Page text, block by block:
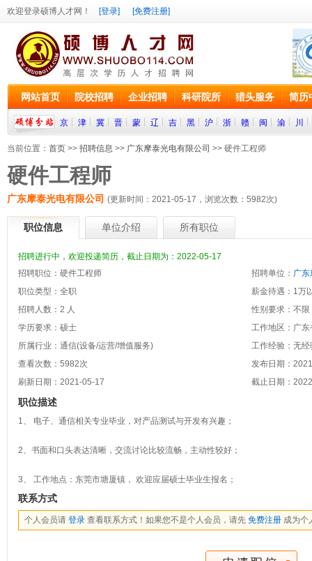
欢迎登录硕博人才网！ [登录] [免费注册]
网站首页 院校招聘 企业招聘 科研院所 猎头服务 简历
京 津 冀 晋 蒙 辽 吉 黑 沪 浙 赣 闽 渝 川
当前位置： 首页 >> 招聘信息 >> 广东摩泰光电有限公司 >> 硬件工程师
硬件工程师
广东摩泰光电有限公司 (更新时间：2021-05-17，浏览次数： 5982次)
职位信息 单位介绍 所有职位
招聘进行中，欢迎投递简历，截止日期为：2022-05-17
招聘职位：硬件工程师
招聘单位： 广
职位类型：全职
薪金待遇：1万
招聘人数：2 人
性别要求：不限
学历要求：硕士
工作地区：广东
所属行业：通信(设备/运营/增值服务)
工作经验：无经
查看次数： 5982次
发布日期：
刷新日期：2021-05-17
截止日期：
职位描述
1、 电子、通信相关专业毕业，对产品测试与开发有兴趣；
2、书面和口头表达清晰，交流讨论比较流畅，主动性较好；
3、 工作地点：东莞市塘厦镇， 欢迎应届硕士毕业生报名；
联系方式
个人会员请 登录 查看联系方式！如果您不是个人会员，请先 免费注册 成为个